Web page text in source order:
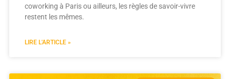
coworking à Paris ou ailleurs, les règles de savoir-vivre
restent les mêmes.
LIRE L'ARTICLE »